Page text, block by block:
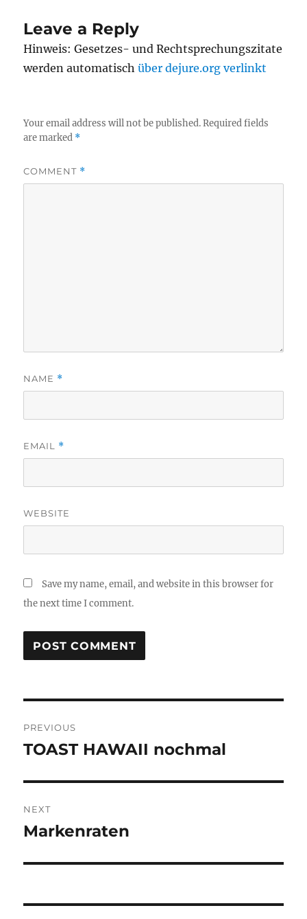
Leave a Reply
Hinweis: Gesetzes- und Rechtsprechungszitate
werden automatischüber dejure.org verlinkt
Your email address will not be published. Required fields
are marked *
COMMENT *
NAME *
EMAIL *
WEBSITE
Save my name, email, and website in this browser for
the next time I comment.
navigation
PREVIOUS
Previous
TOAST HAWAII nochmal
NEXT
Next
Markenraten